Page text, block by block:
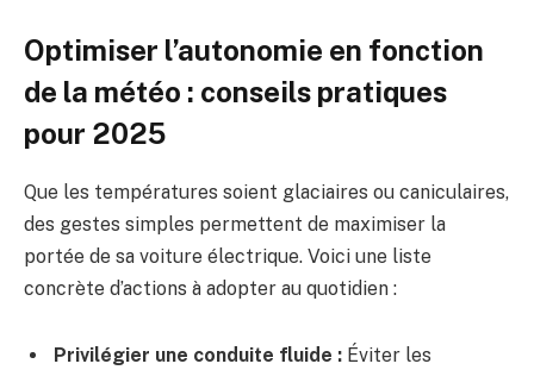
Optimiser l’autonomie en fonction
de la météo : conseils pratiques
pour 2025
Que les températures soient glaciaires ou caniculaires,
des gestes simples permettent de maximiser la
portée de sa voiture électrique. Voici une liste
concrète d’actions à adopter au quotidien :
Privilégier une conduite fluide : Éviter les